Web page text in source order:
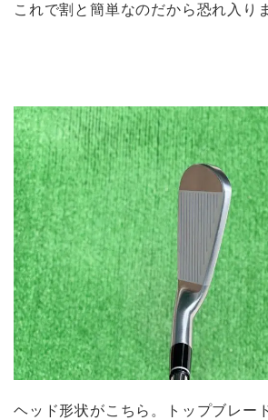
これで割と簡単なのだから恐れ入り
ヘッド形状がこちら。トップブレー
新
GPS
ゴル